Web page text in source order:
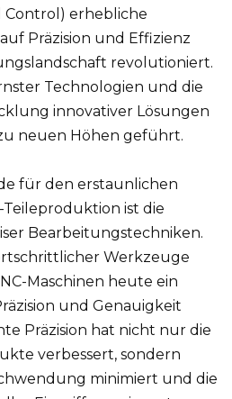
Control) erhebliche
Präzision und Effizienz
revolutioniert.
Technologien und die
innovativer Lösungen
neuen Höhen geführt.
für den erstaunlichen
ist die
Bearbeitungstechniken.
Werkzeuge
Maschinen heute ein
und Genauigkeit
Präzision hat nicht nur die
verbessert, sondern
minimiert und die